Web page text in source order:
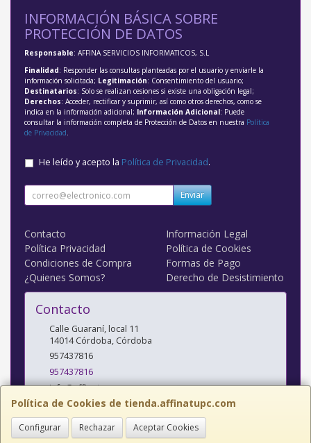
Política de Cookies de tienda.affinatupc.com
Configurar Rechazar Aceptar Cookies
INFORMACIÓN BÁSICA SOBRE
PROTECCIÓN DE DATOS
Responsable: AFFINA SERVICIOS INFORMATICOS, S.L
Finalidad: Responder las consultas planteadas por el usuario y enviarle la
información solicitada; Legitimación: Consentimiento del usuario;
Destinatarios: Solo se realizan cesiones si existe una obligación legal;
Derechos: Acceder, rectificar y suprimir, así como otros derechos, como se
indica en la información adicional; Información Adicional: Puede
consultar la información completa de Protección de Datos en nuestra Política
de Privacidad.
He leído y acepto la Política de Privacidad.
Enviar
Contacto
Información Legal
Política Privacidad
Política de Cookies
Condiciones de Compra
Formas de Pago
¿Quienes Somos?
Derecho de Desistimiento
Contacto
Calle Guaraní, local 11
14014 Córdoba, Córdoba
957437816
957437816
info@affinatupc.com
Horario